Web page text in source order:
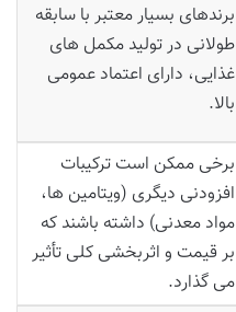
برندهای بسیار معتبر با سابقه
طولانی در تولید مکمل های
غذایی، دارای اعتماد عمومی
بالا.
برخی ممکن است ترکیبات
افزودنی دیگری (ویتامین ها،
مواد معدنی) داشته باشند که
بر قیمت و اثربخشی کلی تأثیر
می گذارد.